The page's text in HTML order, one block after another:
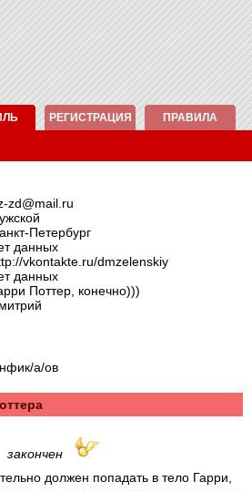
РЕГИСТРАЦИЯ ПРАВИЛА
zd@mail.ru
Петербург
данных
vkontakte.ru/dmzelenskiy
данных
Поттер, конечно)))
а/ов
закончен
должен попадать в тело Гарри,